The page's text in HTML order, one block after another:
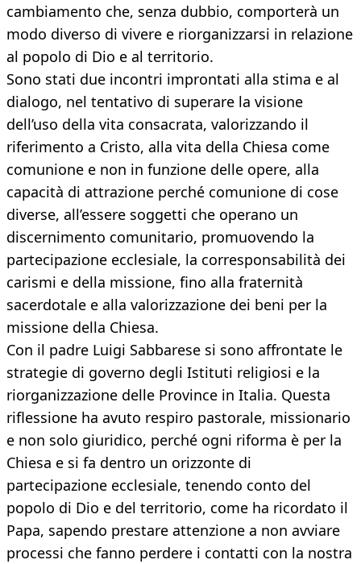
cambiamento che, senza dubbio, comporterà un
modo diverso di vivere e riorganizzarsi in relazione
al popolo di Dio e al territorio.
Sono stati due incontri improntati alla stima e al
dialogo, nel tentativo di superare la visione
dell’uso della vita consacrata, valorizzando il
riferimento a Cristo, alla vita della Chiesa come
comunione e non in funzione delle opere, alla
capacità di attrazione perché comunione di cose
diverse, all’essere soggetti che operano un
discernimento comunitario, promuovendo la
partecipazione ecclesiale, la corresponsabilità dei
carismi e della missione, fino alla fraternità
sacerdotale e alla valorizzazione dei beni per la
missione della Chiesa.
Con il padre Luigi Sabbarese si sono affrontate le
strategie di governo degli Istituti religiosi e la
riorganizzazione delle Province in Italia. Questa
riflessione ha avuto respiro pastorale, missionario
e non solo giuridico, perché ogni riforma è per la
Chiesa e si fa dentro un orizzonte di
partecipazione ecclesiale, tenendo conto del
popolo di Dio e del territorio, come ha ricordato il
Papa, sapendo prestare attenzione a non avviare
processi che fanno perdere i contatti con la nostra